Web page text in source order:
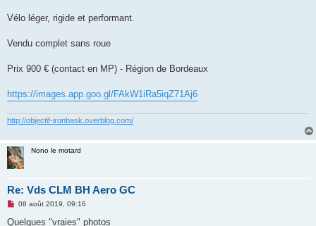
Vélo léger, rigide et performant.
Vendu complet sans roue
Prix 900 € (contact en MP) - Région de Bordeaux
https://images.app.goo.gl/FAkW1iRa5iqZ71Aj6
http://objectif-ironbask.overblog.com/
Nono le motard
Re: Vds CLM BH Aero GC
M
s
08 août 2019, 09:16
Quelques "vraies" photos